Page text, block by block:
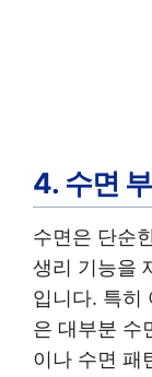
4. 수면
수면은 단순
생리 기능을
입니다. 특히
은 대부분 수
이나 수면 패